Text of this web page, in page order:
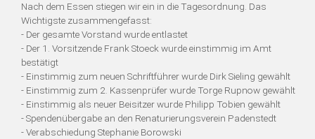
Nach dem Essen stiegen wir ein in die Tagesordnung. Das
Wichtigste zusammengefasst:
- Der gesamte Vorstand wurde entlastet
- Der 1. Vorsitzende Frank Stoeck wurde einstimmig im Amt
bestätigt
- Einstimmig zum neuen Schriftführer wurde Dirk Sieling gewählt
- Einstimmig zum 2. Kassenprüfer wurde Torge Rupnow gewählt
- Einstimmig als neuer Beisitzer wurde Philipp Tobien gewählt
- Spendenübergabe an den Renaturierungsverein Padenstedt
- Verabschiedung Stephanie Borowski